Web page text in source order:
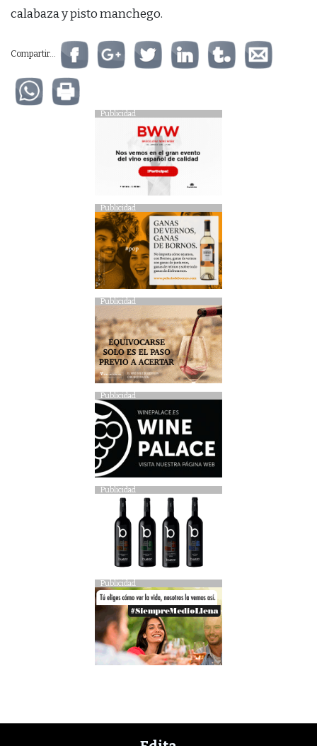
calabaza y pisto manchego.
Compartir...
Publicidad
Publicidad
Publicidad
Publicidad
Publicidad
Publicidad